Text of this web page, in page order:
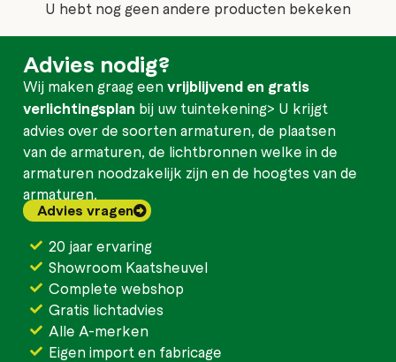
U hebt nog geen andere producten bekeken
Advies nodig?
Wij maken graag eenvrijblijvend en gratis
verlichtingsplan bij uw tuintekening> U krijgt
advies over de soorten armaturen, de plaatsen
van de armaturen, de lichtbronnen welke in de
armaturen noodzakelijk zijn en de hoogtes van de
armaturen.
Advies vragen
20 jaar ervaring
Showroom Kaatsheuvel
Complete webshop
Gratis lichtadvies
Alle A-merken
Eigen import en fabricage